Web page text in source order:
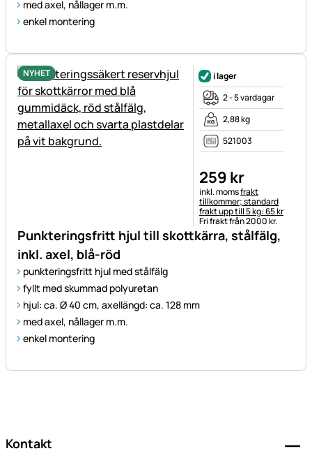
med axel, nållager m.m.
enkel montering
NYHET
Punkteringsfritt hjul till skottkärra, stålfälg,
inkl. axel, blå-röd
punkteringsfritt hjul med stålfälg
fyllt med skummad polyuretan
hjul: ca. Ø 40 cm, axellängd: ca. 128 mm
med axel, nållager m.m.
enkel montering
i lager
2 - 5 vardagar
2,88 kg
521003
259 kr
Skatteinformation:
inkl. momsfrakt
tillkommer; standard
frakt upp till 5 kg: 65 kr
Fri frakt från 2000 kr.
Kontakt